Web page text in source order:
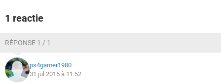
1 reactie
RÉPONSE 1 / 1
ps4gamer1980
31 jul 2015 à 11:52